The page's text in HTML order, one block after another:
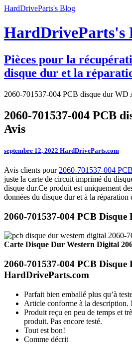
HardDriveParts's Blog
HardDriveParts's
Pièces pour la
disque dur et la
2060-701537-004 PCB disque dur WD
2060-701537-004 PCB
Avis
septembre 12, 2022 HardDriveParts.com
Avis clients pour 2060-701537-004
juste la carte de circuit imprimé du
disque dur.Ce produit est uniquement
données du disque dur et à la réparation
2060-701537-004 PCB Disque
Carte Disque Dur Western Digital
2060-701537-004 PCB
HardDriveParts.com
Parfait bien emballé plus qu’à
Article conforme à la description.
Produit reçu en peu de temps et
produit. Pas encore testé.
Tout est bon!
Comme décrit